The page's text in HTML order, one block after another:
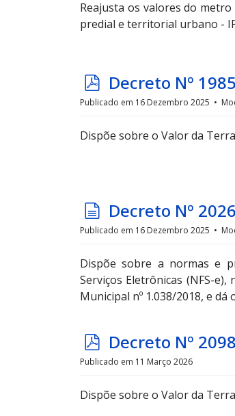
Reajusta os valores do
predial e territorial urbano -
p
d
Decreto Nº
Publicado em 16 Dezembro 2025
Dispõe sobre o Valor da
d
o
u
m
n
t
Decreto Nº
Publicado em 16 Dezembro 2025
Dispõe sobre a normas e
Serviços Eletrônicas (NFS-
Municipal nº 1.038/2018, e
p
d
Decreto Nº
Publicado em 11 Março 2026
Dispõe sobre o Valor da